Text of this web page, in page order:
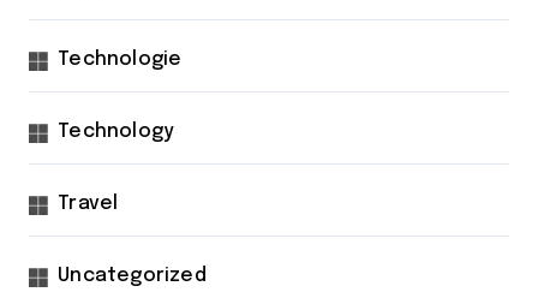
Technologie
Technology
Travel
Uncategorized